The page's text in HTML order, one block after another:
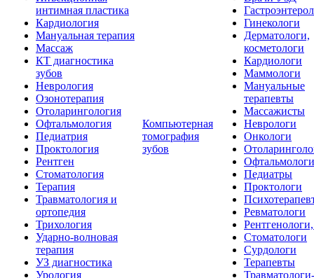
интимная пластика
Кардиология
Мануальная терапия
Массаж
КТ диагностика
зубов
Неврология
Озонотерапия
Отоларингология
Офтальмология
Педиатрия
Проктология
Рентген
Стоматология
Терапия
Травматология и
ортопедия
Трихология
Ударно-волновая
терапия
УЗ диагностика
Урология
Компьютерная
томография
зубов
Гинекологи
Дерматологи,
косметологи
Кардиологи
Маммологи
Мануальные
терапевты
Массажисты
Неврологи
Онкологи
Офтальмологи
Педиатры
Проктологи
Ревматологи
Стоматологи
Сурдологи
Терапевты
Травматологи-